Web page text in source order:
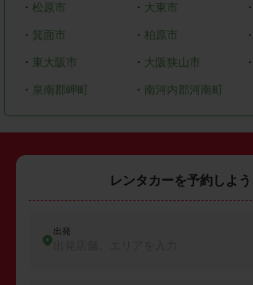
・ 松原市 ・ 大東市 ・
・ 箕面市 ・ 柏原市 ・
・ 東大阪市 ・ 大阪狭山市 ・
・ 泉南郡岬町 ・ 南河内郡河南町
レンタカーを予約しよう
出発